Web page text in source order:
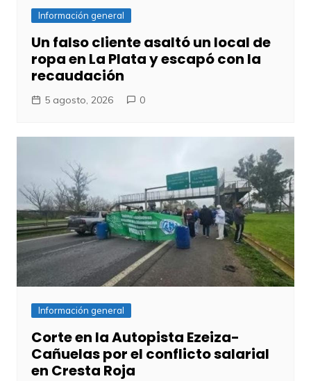
Información general
Un falso cliente asaltó un local de
ropa en La Plata y escapó con la
recaudación
5 agosto, 2026 0
Información general
Corte en la Autopista Ezeiza-
Cañuelas por el conflicto salarial
en Cresta Roja